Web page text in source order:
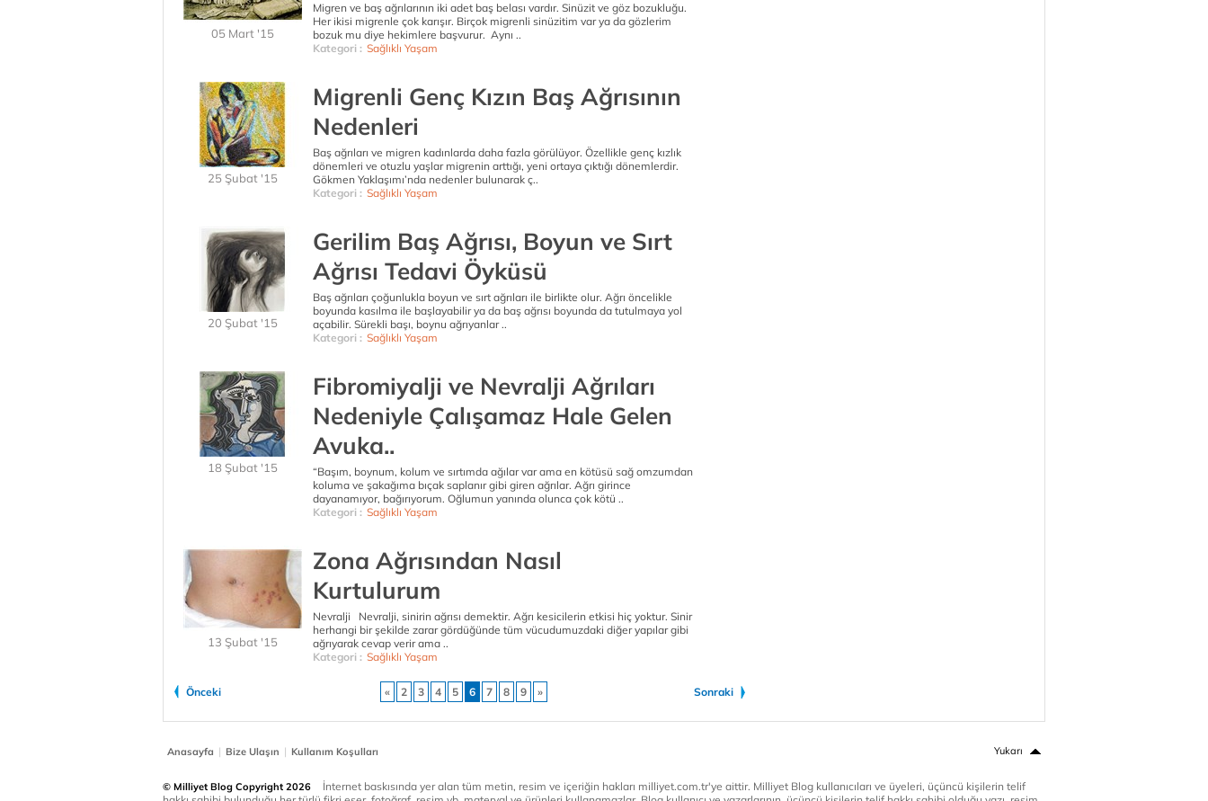
05 Mart '15
Migren ve baş ağrılarının iki adet baş belası vardır. Sinüzit ve göz bozukluğu.
Her ikisi migrenle çok karışır. Birçok migrenli sinüzitim var ya da gözlerim
bozuk mu diye hekimlere başvurur. Aynı ..
Kategori : Sağlıklı Yaşam
25 Şubat '15
Migrenli Genç Kızın Baş Ağrısının
Nedenleri
Baş ağrıları ve migren kadınlarda daha fazla görülüyor. Özellikle genç kızlık
dönemleri ve otuzlu yaşlar migrenin arttığı, yeni ortaya çıktığı dönemlerdir.
Gökmen Yaklaşımı’nda nedenler bulunarak ç..
Kategori : Sağlıklı Yaşam
20 Şubat '15
Gerilim Baş Ağrısı, Boyun ve Sırt
Ağrısı Tedavi Öyküsü
Baş ağrıları çoğunlukla boyun ve sırt ağrıları ile birlikte olur. Ağrı öncelikle
boyunda kasılma ile başlayabilir ya da baş ağrısı boyunda da tutulmaya yol
açabilir. Sürekli başı, boynu ağrıyanlar ..
Kategori : Sağlıklı Yaşam
18 Şubat '15
Fibromiyalji ve Nevralji Ağrıları
Nedeniyle Çalışamaz Hale Gelen
Avuka..
“Başım, boynum, kolum ve sırtımda ağılar var ama en kötüsü sağ omzumdan
koluma ve şakağıma bıçak saplanır gibi giren ağrılar. Ağrı girince
dayanamıyor, bağırıyorum. Oğlumun yanında olunca çok kötü ..
Kategori : Sağlıklı Yaşam
13 Şubat '15
Zona Ağrısından Nasıl
Kurtulurum
Nevralji Nevralji, sinirin ağrısı demektir. Ağrı kesicilerin etkisi hiç yoktur. Sinir
herhangi bir şekilde zarar gördüğünde tüm vücudumuzdaki diğer yapılar gibi
ağrıyarak cevap verir ama ..
Kategori : Sağlıklı Yaşam
Önceki Sonraki
« 2 3 4 5 6 7 8 9 »
Anasayfa | Bize Ulaşın | Kullanım Koşulları Yukarı
© Milliyet Blog Copyright 2026
İnternet baskısında yer alan tüm metin, resim ve içeriğin hakları milliyet.com.tr'ye aittir. Milliyet Blog kullanıcıları ve üyeleri, üçüncü kişilerin telif